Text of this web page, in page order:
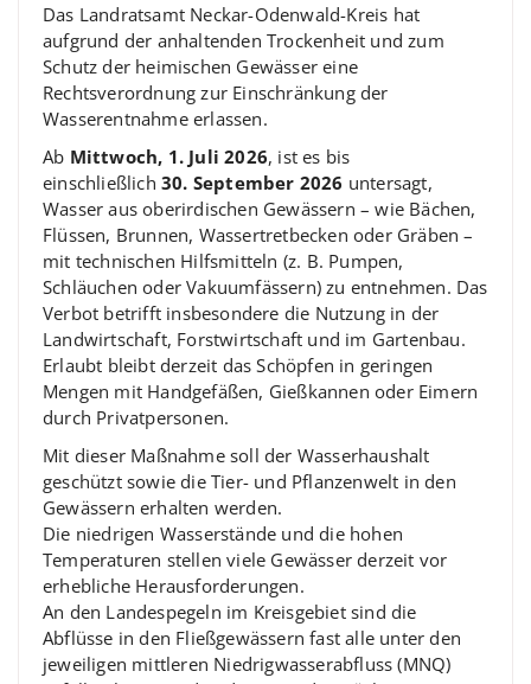
Das Landratsamt Neckar-Odenwald-Kreis hat
aufgrund der anhaltenden Trockenheit und zum
Schutz der heimischen Gewässer eine
Rechtsverordnung zur Einschränkung der
Wasserentnahme erlassen.
Ab Mittwoch, 1. Juli 2026, ist es bis
einschließlich 30. September 2026 untersagt,
Wasser aus oberirdischen Gewässern – wie Bächen,
Flüssen, Brunnen, Wassertretbecken oder Gräben –
mit technischen Hilfsmitteln (z. B. Pumpen,
Schläuchen oder Vakuumfässern) zu entnehmen. Das
Verbot betrifft insbesondere die Nutzung in der
Landwirtschaft, Forstwirtschaft und im Gartenbau.
Erlaubt bleibt derzeit das Schöpfen in geringen
Mengen mit Handgefäßen, Gießkannen oder Eimern
durch Privatpersonen.
Mit dieser Maßnahme soll der Wasserhaushalt
geschützt sowie die Tier- und Pflanzenwelt in den
Gewässern erhalten werden.
Die niedrigen Wasserstände und die hohen
Temperaturen stellen viele Gewässer derzeit vor
erhebliche Herausforderungen.
An den Landespegeln im Kreisgebiet sind die
Abflüsse in den Fließgewässern fast alle unter den
jeweiligen mittleren Niedrigwasserabfluss (MNQ)